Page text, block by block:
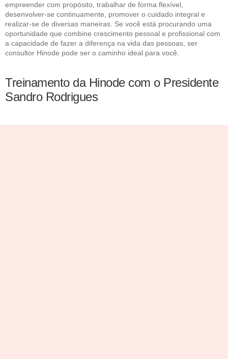
empreender com propósito, trabalhar de forma flexível,
desenvolver-se continuamente, promover o cuidado integral e
realizar-se de diversas maneiras. Se você está procurando uma
oportunidade que combine crescimento pessoal e profissional com
a capacidade de fazer a diferença na vida das pessoas, ser
consultor Hinode pode ser o caminho ideal para você.
Treinamento da Hinode com o Presidente
Sandro Rodrigues